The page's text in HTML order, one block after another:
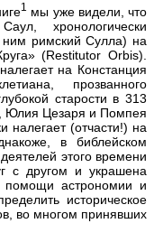
1 мы уже видели, что
хронологически
ним римский Сулла) на
(Restitutor Orbis).
на Констанция
прозванного
старости в 313
Юлия Цезаря и Помпея
налегает (отчасти!) на
в библейском
этого времени
с другом и украшена
помощи астрономии и
историческое
во многом принявших